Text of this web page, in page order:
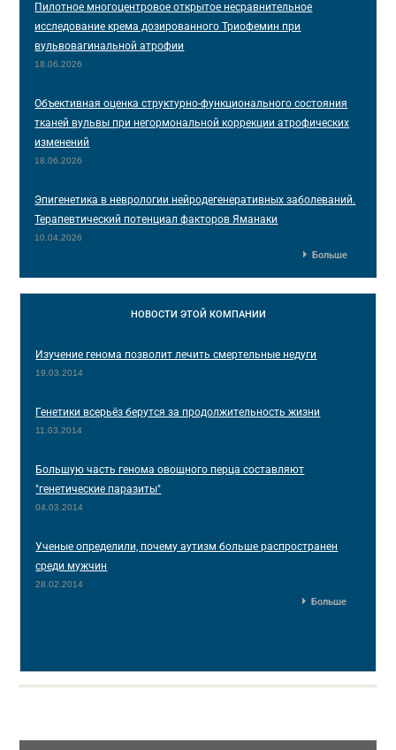
Пилотное многоцентровое открытое несравнительное
исследование крема дозированного Триофемин при
вульвовагинальной атрофии
18.06.2026
Объективная оценка структурно-функционального состояния
тканей вульвы при негормональной коррекции атрофических
изменений
18.06.2026
Эпигенетика в неврологии нейродегенеративных заболеваний.
Терапевтический потенциал факторов Яманаки
10.04.2026
Больше
НОВОСТИ ЭТОЙ КОМПАНИИ
Изучение генома позволит лечить смертельные недуги
19.03.2014
Генетики всерьёз берутся за продолжительность жизни
11.03.2014
Большую часть генома овощного перца составляют
"генетические паразиты"
04.03.2014
Ученые определили, почему аутизм больше распространен
среди мужчин
28.02.2014
Больше